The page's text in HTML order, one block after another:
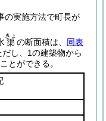
の実施方法で町長が
渠
きょ
の断面積は、 同表
だし、1の建築物から
とができる。